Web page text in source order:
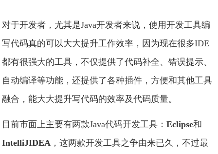
对于开发者，尤其是Java开发者来说，使用开发工具编
写代码真的可以大大提升工作效率，因为现在很多IDE
都有很强大的工具，不仅提供了代码补全、错误提示、
自动编译等功能，还提供了各种插件，方便和其他工具
融合，能大大提升写代码的效率及代码质量。
目前市面上主要有两款Java代码开发工具：Eclipse和
IntelliJIDEA ，这两款开发工具之争由来已久，不过最